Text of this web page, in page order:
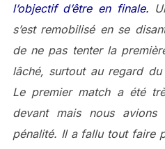
l’objectif d’être en finale.
s’est remobilisé en se
de ne pas tenter la
lâché, surtout au regard
Le premier match a été
devant mais nous
pénalité. Il a fallu tout faire